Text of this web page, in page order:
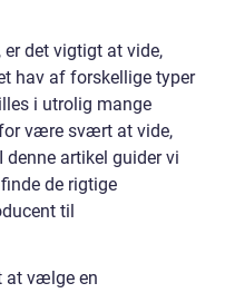
det vigtigt at vide,
hav af forskellige typer
i utrolig mange
være svært at vide,
artikel guider vi
de rigtige
til
at vælge en